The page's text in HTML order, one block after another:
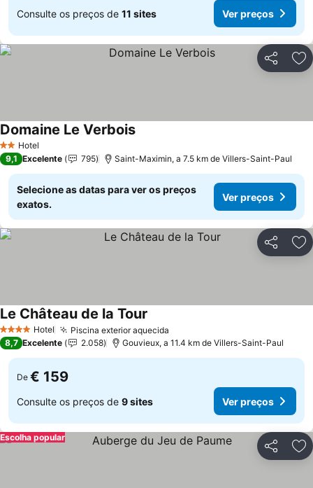
Consulte os preços de 11 sites Ver preços
Partilhar
2 Estrelas
Hotel
Domaine Le Verbois
9,1 Excelente 795 Saint-Maximin, a 7.5 km de Villers-Saint-Paul
Selecione as datas para ver os preços
exatos.
Ver preços
Partilhar
4 EstrelasHotel Piscina exterior aquecida
Le Château de la Tour
8,7 Excelente 2.058 Gouvieux, a 11.4 km de Villers-Saint-Paul
De € 159
Consulte os preços de 9 sites Ver preços
Partilhar
Escolha popular